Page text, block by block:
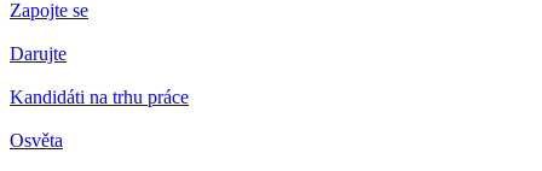
Zapojte se
Darujte
Kandidáti na trhu práce
Osvěta